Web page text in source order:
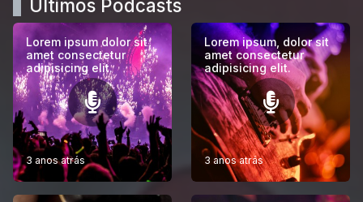
Últimos Podcasts
Lorem ipsum dolor sit
amet consectetur
adipisicing elit.
3 anos atrás
Lorem ipsum, dolor sit
amet consectetur
adipisicing elit.
3 anos atrás